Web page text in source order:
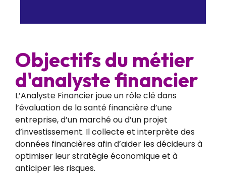
Objectifs du métier
d'analyste financier
L’Analyste Financier joue un rôle clé dans
l’évaluation de la santé financière d’une
entreprise, d’un marché ou d’un projet
d’investissement. Il collecte et interprète des
données financières afin d’aider les décideurs à
optimiser leur stratégie économique et à
anticiper les risques.